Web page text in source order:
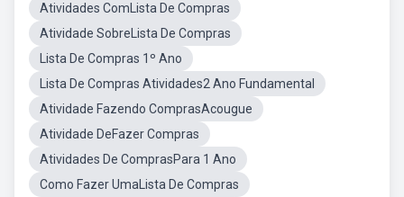
Atividades ComLista De Compras
Atividade SobreLista De Compras
Lista De Compras 1º Ano
Lista De Compras Atividades2 Ano Fundamental
Atividade Fazendo ComprasAcougue
Atividade DeFazer Compras
Atividades De ComprasPara 1 Ano
Como Fazer UmaLista De Compras